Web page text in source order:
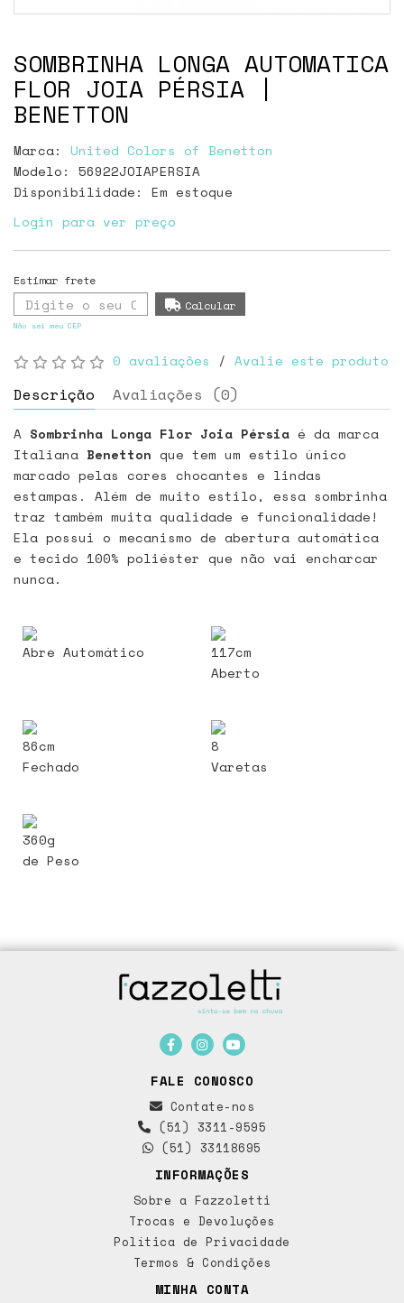
SOMBRINHA LONGA AUTOMATICA
FLOR JOIA PÉRSIA |
BENETTON
Marca: United Colors of Benetton
Modelo: 56922JOIAPERSIA
Disponibilidade: Em estoque
Login para ver preço
Não sei meu CEP
0 avaliações / Avalie este produto
Descrição Avaliações (0)
A Sombrinha Longa Flor Joia Pérsia é da marca
Italiana Benetton que tem um estilo único
marcado pelas cores chocantes e lindas
estampas. Além de muito estilo, essa sombrinha
traz também muita qualidade e funcionalidade!
Ela possui o mecanismo de abertura automática
e tecido 100% poliéster que não vai encharcar
nunca.
Abre Automático
117cm
Aberto
86cm
Fechado
8
Varetas
360g
de Peso
FALE CONOSCO
Contate-nos
(51) 3311-9595
(51) 33118695
INFORMAÇÕES
Sobre a Fazzoletti
Trocas e Devoluções
Política de Privacidade
Termos & Condições
MINHA CONTA